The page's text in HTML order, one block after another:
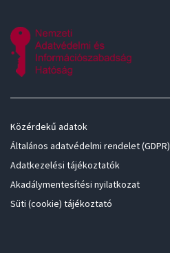
Közérdekű adatok
Általános adatvédelmi rendelet (GDPR)
Adatkezelési tájékoztatók
Akadálymentesítési nyilatkozat
Süti (cookie) tájékoztató